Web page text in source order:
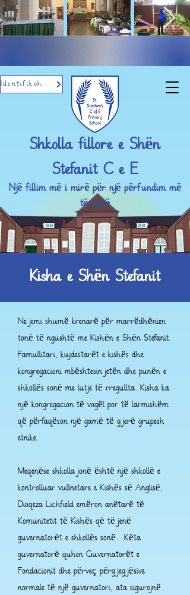
Një fillim më i mirë për një përfundim më
të mirë
Identifikohu me email
Shkolla fillore e Shën
Stefanit C e E
Kisha e Shën Stefanit
Ne jemi shumë krenarë për marrëdhënien
tonë të ngushtë me Kishën e Shën Stefanit.
Famullitari, kujdestarët e kishës dhe
kongregacioni mbështesin jetën dhe punën e
shkollës sonë me lutje të rregullta. Kisha ka
një kongregacion të vogël por të larmishëm
që përfaqëson një gamë të gjerë grupesh
etnike.
Meqenëse shkolla jonë është një shkollë e
kontrolluar vullnetare e Kishës së Anglisë,
Dioqeza Lichfield emëron anëtarë të
Komunitetit të Kishës që të jenë
guvernatorët e shkollës sonë. Këta
guvernatorë quhen Guvernatorët e
Fondacionit dhe përveç përgjegjësive
normale të një guvernatori, ata sigurojnë